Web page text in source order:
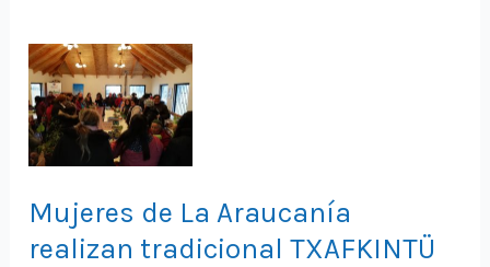
Mujeres de La Araucanía
realizan tradicional TXAFKINTÜ